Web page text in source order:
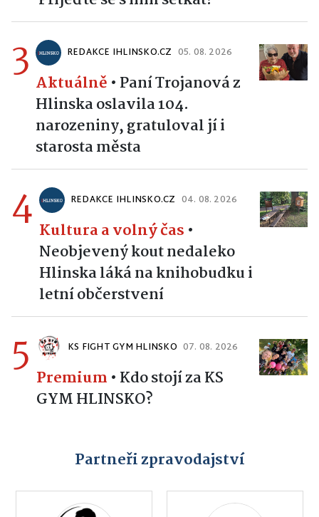
3 REDAKCE IHLINSKO.CZ 05. 08. 2026
Aktuálně • Paní Trojanová z
Hlinska oslavila 104.
narozeniny, gratuloval jí i
starosta města
4 REDAKCE IHLINSKO.CZ 04. 08. 2026
Kultura a volný čas •
Neobjevený kout nedaleko
Hlinska láká na knihobudku i
letní občerstvení
5 KS FIGHT GYM HLINSKO 07. 08. 2026
Premium • Kdo stojí za KS
GYM HLINSKO?
Partneři zpravodajství